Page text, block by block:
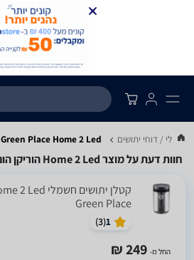
קוטלי / דוחי יתושים Green Place Home 2 Led הוריקן הום 2 לד - חוות דעת מוצר
חוות דעת על מוצר Home 2 Led הוריקן הום 2 לד
Green Place
1
(
3
)
החל מ- 249 ₪